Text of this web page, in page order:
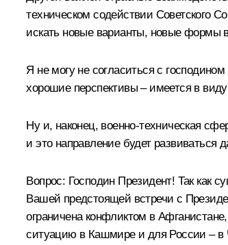
техническом содействии Советского
искать новые варианты, новые формы
Я не могу не согласиться с
хорошие перспективы – имеется в
Ну и, наконец, военно-техническая
и это направление будет развиваться
Вопрос: Господин Президент! Так как
Вашей предстоящей встречи с
ограничена конфликтом в
ситуацию в Кашмире и для России – в